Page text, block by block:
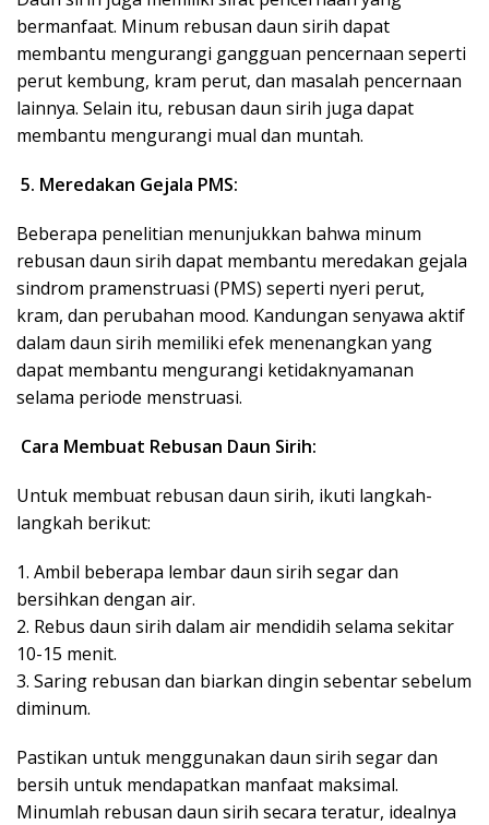
bermanfaat. Minum rebusan daun sirih dapat
membantu mengurangi gangguan pencernaan seperti
perut kembung, kram perut, dan masalah pencernaan
lainnya. Selain itu, rebusan daun sirih juga dapat
membantu mengurangi mual dan muntah.
5. Meredakan Gejala PMS:
Beberapa penelitian menunjukkan bahwa minum
rebusan daun sirih dapat membantu meredakan gejala
sindrom pramenstruasi (PMS) seperti nyeri perut,
kram, dan perubahan mood. Kandungan senyawa aktif
dalam daun sirih memiliki efek menenangkan yang
dapat membantu mengurangi ketidaknyamanan
selama periode menstruasi.
Cara Membuat Rebusan Daun Sirih:
Untuk membuat rebusan daun sirih, ikuti langkah-
langkah berikut:
1. Ambil beberapa lembar daun sirih segar dan
bersihkan dengan air.
2. Rebus daun sirih dalam air mendidih selama sekitar
10-15 menit.
3. Saring rebusan dan biarkan dingin sebentar sebelum
diminum.
Pastikan untuk menggunakan daun sirih segar dan
bersih untuk mendapatkan manfaat maksimal.
Minumlah rebusan daun sirih secara teratur, idealnya